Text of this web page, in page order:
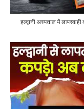
हल्द्वानी अस्पताल में